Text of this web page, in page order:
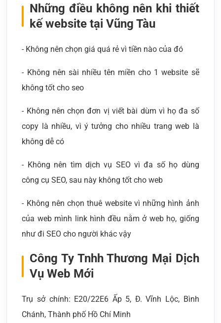
Những điều không nên khi thiết
kế website tại Vũng Tàu
- Không nên chọn giá quá rẻ vì tiền nào của đó
- Không nên sài nhiều tên miền cho 1 website sẽ
không tốt cho seo
- Không nên chọn đơn vị viết bài dùm vì họ đa số
copy là nhiều, vì ý tưởng cho nhiều trang web là
không dễ có
- Không nên tìm dịch vụ SEO vì đa số họ dùng
công cụ SEO, sau này không tốt cho web
- Không nên chọn thuê website vì những hình ảnh
của web mình link hình đều nằm ở web họ, giống
như đi SEO cho người khác vậy
Công Ty Tnhh Thương Mại Dịch
Vụ Web Mới
Trụ sở chính: E20/22E6 Ấp 5, Đ. Vĩnh Lộc, Bình
Chánh, Thành phố Hồ Chí Minh